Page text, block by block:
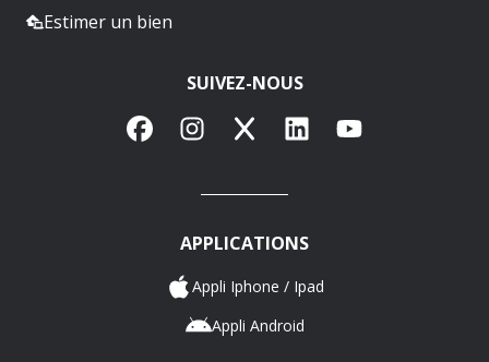
Estimer un bien
SUIVEZ-NOUS
FacebookInstagram
X LinkedInYouTube
APPLICATIONS
Appli Iphone / Ipad
Appli Android